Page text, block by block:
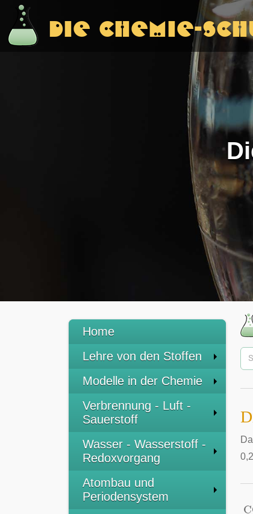
Die Chemie-
Home
Lehre von den Stoffen
Modelle in der Chemie
Verbrennung - Luft -
Sauerstoff
Wasser - Wasserstoff -
Redoxvorgang
Atombau und
Periodensystem